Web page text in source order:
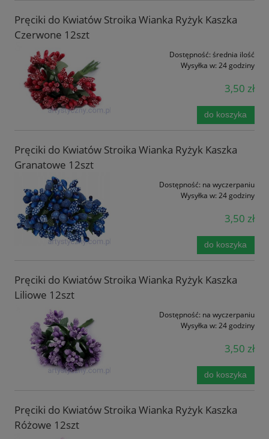
Pręciki do Kwiatów Stroika Wianka Ryżyk Kaszka
Czerwone 12szt
Dostępność: średnia ilość
Wysyłka w: 24 godziny
3,50 zł
do koszyka
Pręciki do Kwiatów Stroika Wianka Ryżyk Kaszka
Granatowe 12szt
Dostępność: na wyczerpaniu
Wysyłka w: 24 godziny
3,50 zł
do koszyka
Pręciki do Kwiatów Stroika Wianka Ryżyk Kaszka
Liliowe 12szt
Dostępność: na wyczerpaniu
Wysyłka w: 24 godziny
3,50 zł
do koszyka
Pręciki do Kwiatów Stroika Wianka Ryżyk Kaszka
Różowe 12szt